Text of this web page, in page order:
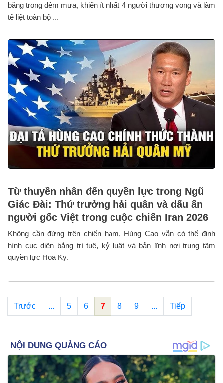
băng trong đêm mưa, khiến ít nhất 4 người thương vong và làm
tê liệt toàn bộ ...
Từ thuyền nhân đến quyền lực trong Ngũ
Giác Đài: Thứ trưởng hải quân và dấu ấn
người gốc Việt trong cuộc chiến Iran 2026
Không cần đứng trên chiến hạm, Hùng Cao vẫn có thể định
hình cục diện bằng trí tuệ, kỷ luật và bản lĩnh nơi trung tâm
quyền lực Hoa Kỳ.
Trước ... 5 6 7 8 9 ... Tiếp